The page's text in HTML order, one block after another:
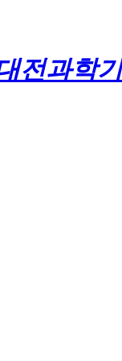
전과학